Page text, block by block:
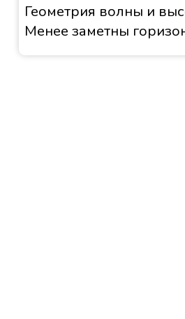
Геометрия волны и
Менее заметны